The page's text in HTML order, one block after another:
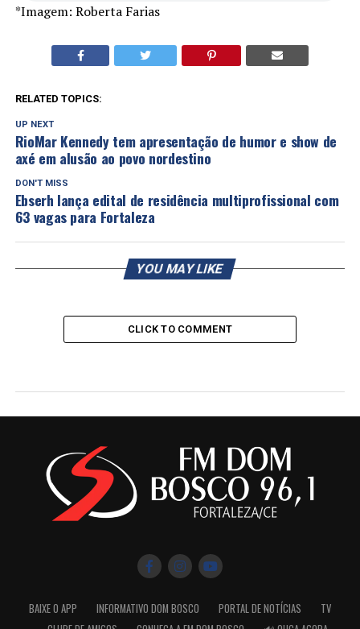
*Imagem: Roberta Farias
RELATED TOPICS:
UP NEXT
RioMar Kennedy tem apresentação de humor e show de
axé em alusão ao povo nordestino
DON'T MISS
Ebserh lança edital de residência multiprofissional com
63 vagas para Fortaleza
YOU MAY LIKE
CLICK TO COMMENT
BAIXE O APP INFORMATIVO DOM BOSCO PORTAL DE NOTÍCIAS
TV